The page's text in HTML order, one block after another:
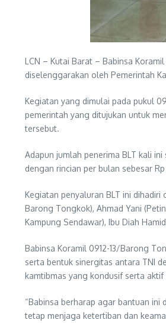
LCN – Kutai Barat – Babinsa
diselenggarakan oleh Pemerintah
Kegiatan yang dimulai pada pukul
pemerintah yang ditujukan untuk
tersebut.
Adapun jumlah penerima BLT kali
dengan rincian per bulan sebesar
Kegiatan penyaluran BLT ini
Barong Tongkok), Ahmad Yani
Kampung Sendawar), Ibu Diah
Babinsa Koramil 0912-13/Barong
serta bentuk sinergitas antara TNI
kamtibmas yang kondusif serta
“Babinsa berharap agar bantuan
tetap menjaga ketertiban dan